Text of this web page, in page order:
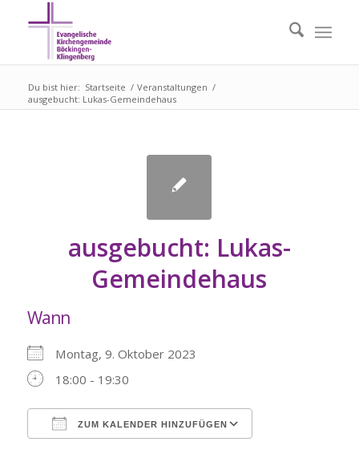
Du bist hier: Startseite / Veranstaltungen /
ausgebucht: Lukas-Gemeindehaus
ausgebucht: Lukas-
Gemeindehaus
Wann
Montag, 9. Oktober 2023
18:00 - 19:30
ZUM KALENDER HINZUFÜGEN